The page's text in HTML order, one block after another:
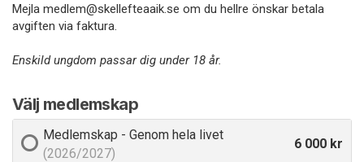
Mejla medlem@skellefteaaik.se om du hellre önskar betala
avgiften via faktura.
Enskild ungdom passar dig under 18 år.
Välj medlemskap
Medlemskap - Genom hela livet
(2026/2027)
6 000 kr